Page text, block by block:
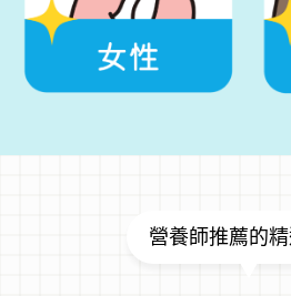
營養師推薦的